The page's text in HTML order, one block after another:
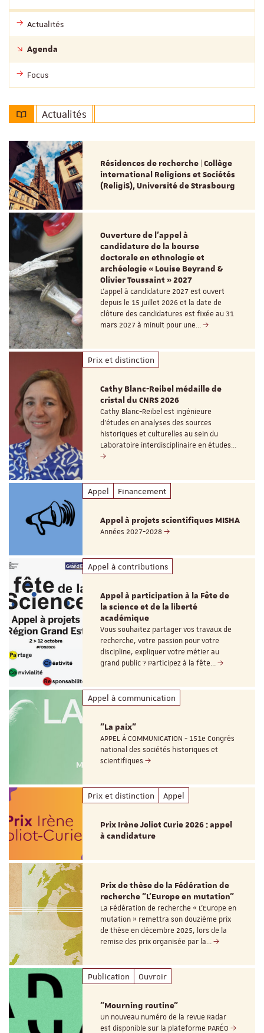
Actualités
Agenda
Focus
Actualités
Résidences de recherche | Collège
international Religions et Sociétés
(ReligiS), Université de Strasbourg
Ouverture de l'appel à
candidature de la bourse
doctorale en ethnologie et
archéologie « Louise Beyrand &
Olivier Toussaint » 2027
L’appel à candidature 2027 est ouvert
depuis le 15 juillet 2026 et la date de
clôture des candidatures est fixée au 31
mars 2027 à minuit pour une…
Prix et distinction
Cathy Blanc-Reibel médaille de
cristal du CNRS 2026
Cathy Blanc-Reibel est ingénieure
d’études en analyses des sources
historiques et culturelles au sein du
Laboratoire interdisciplinaire en études…
Appel Financement
Appel à projets scientifiques MISHA
Années 2027-2028
Appel à contributions
Appel à participation à la Fête de
la science et de la liberté
académique
Vous souhaitez partager vos travaux de
recherche, votre passion pour votre
discipline, expliquer votre métier au
grand public ? Participez à la fête…
Appel à communication
"La paix"
APPEL À COMMUNICATION - 151e Congrès
national des sociétés historiques et
scientifiques
Prix et distinction Appel
Prix Irène Joliot Curie 2026 : appel
à candidature
Prix de thèse de la Fédération de
recherche "L’Europe en mutation"
La Fédération de recherche « L’Europe en
mutation » remettra son douzième prix
de thèse en décembre 2025, lors de la
remise des prix organisée par la…
Publication Ouvroir
"Mourning routine"
Un nouveau numéro de la revue Radar
est disponible sur la plateforme PARÉO